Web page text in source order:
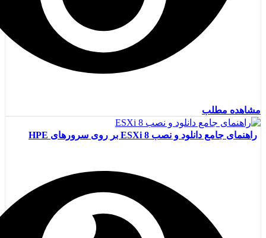
مشاهده مطلب
راهنمای جامع دانلود و نصب ESXi 8 بر روی سرورهای HPE